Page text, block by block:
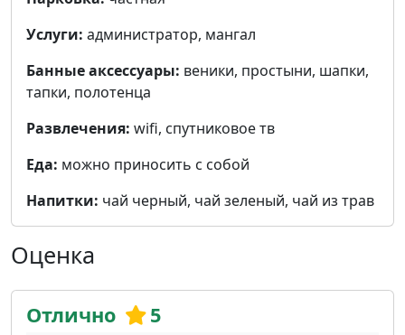
Услуги: администратор, мангал
Банные аксессуары: веники, простыни, шапки,
тапки, полотенца
Развлечения: wifi, cпутниковое тв
Еда: можно приносить с собой
Напитки: чай черный, чай зеленый, чай из трав
Оценка
Отлично 5